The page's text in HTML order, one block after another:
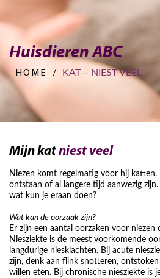
Huisdieren ABC
HOME / KAT – NIEST VEEL
Mijn katniest veel
Niezen komt regelmatig voor hij
ontstaan of al langere tijd aanwezig
wat kun je eraan doen?
Wat kan de oorzaak zijn?
Er zijn een aantal oorzaken voor niezen
Niesziekte is de meest voorkomende
langdurige niesklachten. Bij acute
zijn, denk aan flink snotteren,
willen eten. Bij chronische niesziekte is